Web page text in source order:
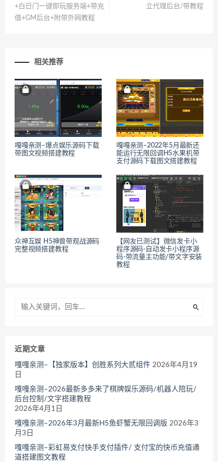
+白日门一键即玩服务端+带充
值+GM后台+附带外网教程
立代理后台/带教程
相关推荐
嘎嘎亲测–爆点娱乐源码下载
带图文视频搭建教程
嘎嘎亲测–2022年5月最新还
能运行无限回调H5水果机带
支付源码下载图文搭建教程
众神互娱 H5神兽带观战源码
完整视频搭建教程
【网友已测试】微信发卡小
程序源码-自动发卡小程序源
码-带流量主功能/带文字安装
教程
近期文章
嘎嘎亲测–【独家版本】创胜系列大贰组件 2026年4月19
日
嘎嘎亲测–2026最新多多来了棋牌娱乐源码/机器人陪玩/
后台控制/文字搭建教程
2026年4月1日
嘎嘎亲测–2026年3月最新H5鱼虾蟹无限回调版 2026年3
月3日
嘎嘎亲测–彩虹易支付快手支付插件/ 支付宝的快币充值通
道搭建图文教程